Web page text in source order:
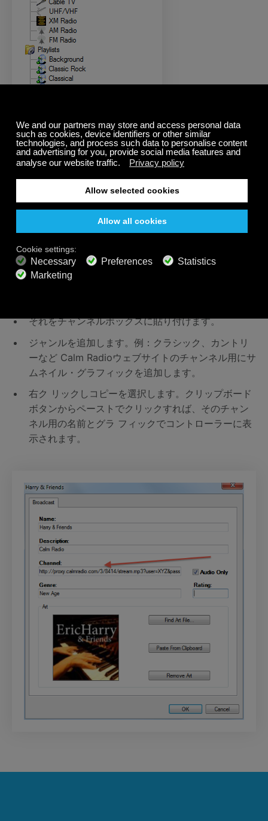
3 - チャンネルのウィンドウで右クリックし、”New"を
選択します。
チャンネルに名前を付けます。例：CALM RADIO -
説明を付け加えます。
ダウンロード、またはマイアカウントのメニューか
それをチャンネルボックスに貼り付けます。
ジャンルを追加します。例：クラシック、カントリ
ーなど Calm Radioウェブサイトのチャンネル用にサ
ムネイル・グラフィックを追加します。
右ク リックしコピーを選択します。クリップボード
ボタンからペーストでクリックすれば、そのチャン
ネル用の名前とグラ フィックでコントローラーに表
示されます。